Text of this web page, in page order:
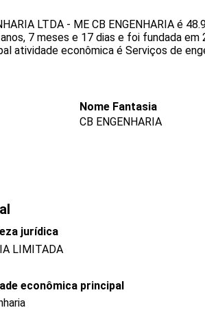
LTDA - ME CB ENGENHARIA é
anos, 7 meses e 17 dias e foi fundada
atividade econômica é Serviços de
Nome Fantasia
CB ENGENHARIA
jurídica
LIMITADA
econômica principal